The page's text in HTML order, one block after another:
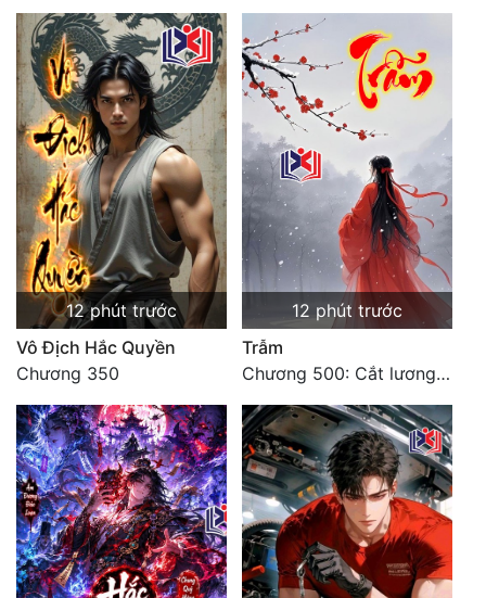
12 phút trước
Vô Địch Hắc Quyền
Chương 350
12 phút trước
Trẫm
Chương 500: Cắt lương thực là có thể thu hồi Macao (1)